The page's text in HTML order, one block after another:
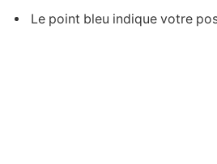
Le point bleu indique votre